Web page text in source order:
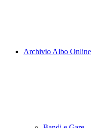
Archivio Albo Online